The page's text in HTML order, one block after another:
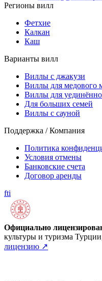
Регионы вилл
Фетхие
Калкан
Каш
Варианты вилл
Виллы с джакузи
Виллы для медового
Виллы для
Для больших семей
Виллы с сауной
Поддержка / Компания
Политика
Условия отмены
Банковские счета
Договор аренды
fti
Официально
культуры и туризма
лицензию ↗